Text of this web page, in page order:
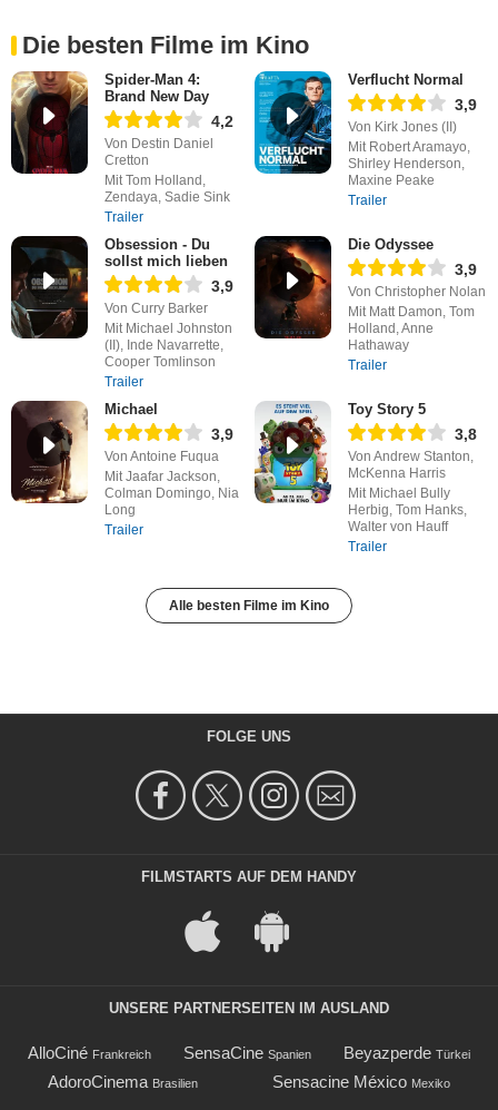
Die besten Filme im Kino
Spider-Man 4:
Brand New Day
4,2
Von Destin Daniel
Cretton
Mit Tom Holland,
Zendaya, Sadie Sink
Trailer
Verflucht Normal
3,9
Von Kirk Jones (II)
Mit Robert Aramayo,
Shirley Henderson,
Maxine Peake
Trailer
Obsession - Du
sollst mich lieben
3,9
Von Curry Barker
Mit Michael Johnston
(II), Inde Navarrette,
Cooper Tomlinson
Trailer
Die Odyssee
3,9
Von Christopher Nolan
Mit Matt Damon, Tom
Holland, Anne
Hathaway
Trailer
Michael
3,9
Von Antoine Fuqua
Mit Jaafar Jackson,
Colman Domingo, Nia
Long
Trailer
Toy Story 5
3,8
Von Andrew Stanton,
McKenna Harris
Mit Michael Bully
Herbig, Tom Hanks,
Walter von Hauff
Trailer
Alle besten Filme im Kino
FOLGE UNS
FILMSTARTS AUF DEM HANDY
UNSERE PARTNERSEITEN IM AUSLAND
AlloCiné Frankreich SensaCine Spanien Beyazperde Türkei
AdoroCinema Brasilien Sensacine México Mexiko